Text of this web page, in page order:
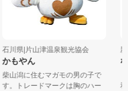
石川県|片山津温泉観光協会
かもやん
柴山潟に住むマガモの男の子で
す。トレードマークは胸のハー
新
和